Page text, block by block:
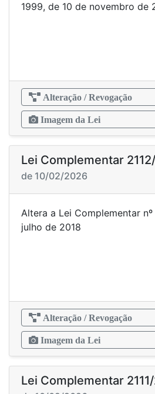
1999, de 10 de
Alteração / Revogação
Imagem da Lei
Lei Complementar
de 10/02/2026
Altera a Lei Complementar nº
julho de
Alteração / Revogação
Imagem da Lei
Lei Complementar